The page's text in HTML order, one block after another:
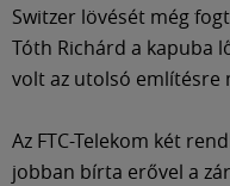
Switzer lövését még
Tóth Richárd a kapuba
volt az utolsó említésre
Az FTC-Telekom két
jobban bírta erővel a